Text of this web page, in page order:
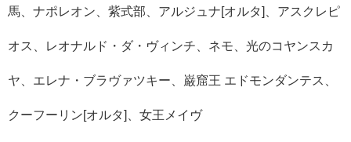
馬、ナポレオン、紫式部、アルジュナ[オルタ]、アスクレピ
オス、レオナルド・ダ・ヴィンチ、ネモ、光のコヤンスカ
ヤ、エレナ・ブラヴァツキー、巌窟王 エドモンダンテス、
クーフーリン[オルタ]、女王メイヴ